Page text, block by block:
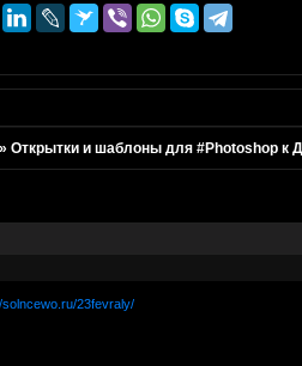
»Открытки и шаблоны для #Photoshop к
solncewo.ru/23fevraly/